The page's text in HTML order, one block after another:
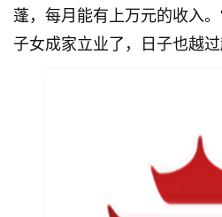
蓬，每月能有上万元的收入。
子女成家立业了，日子也越